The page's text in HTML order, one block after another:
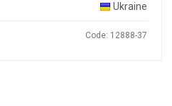
Ukraine
Code: 12888-37